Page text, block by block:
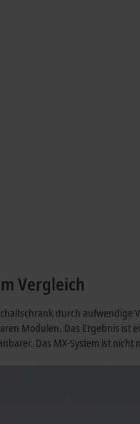
Vergleich
durch aufwendige
Modulen. Das Ergebnis ist
Das MX-System ist